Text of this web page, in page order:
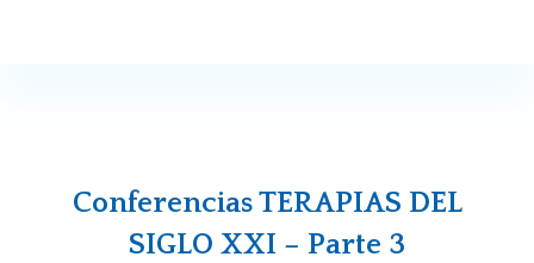
Conferencias TERAPIAS DEL
SIGLO XXI – Parte 3